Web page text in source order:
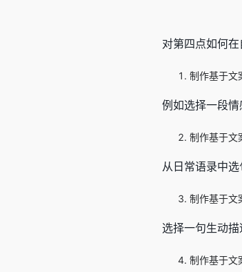
对第四点如何
制作基于文
例如选择一段情
制作基于文
从日常语录中
制作基于文
选择一句生动描
制作基于文